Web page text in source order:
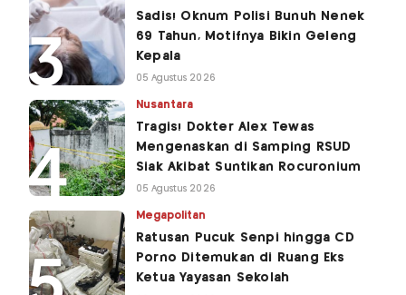
Sadis! Oknum Polisi Bunuh Nenek
69 Tahun, Motifnya Bikin Geleng
Kepala
05 Agustus 2026
Nusantara
Tragis! Dokter Alex Tewas
Mengenaskan di Samping RSUD
Siak Akibat Suntikan Rocuronium
05 Agustus 2026
Megapolitan
Ratusan Pucuk Senpi hingga CD
Porno Ditemukan di Ruang Eks
Ketua Yayasan Sekolah